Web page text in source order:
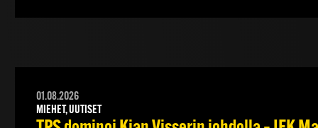
01.08.2026
MIEHET, UUTISET